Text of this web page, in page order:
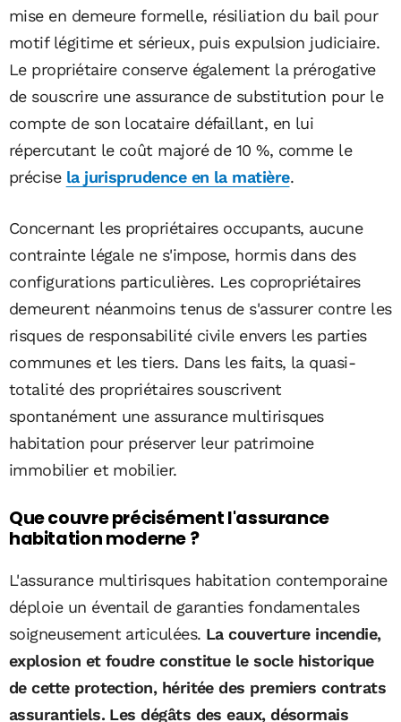
mise en demeure formelle, résiliation du bail pour
motif légitime et sérieux, puis expulsion judiciaire.
Le propriétaire conserve également la prérogative
de souscrire une assurance de substitution pour le
compte de son locataire défaillant, en lui
répercutant le coût majoré de 10 %, comme le
précise la jurisprudence en la matière.
Concernant les propriétaires occupants, aucune
contrainte légale ne s'impose, hormis dans des
configurations particulières. Les copropriétaires
demeurent néanmoins tenus de s'assurer contre les
risques de responsabilité civile envers les parties
communes et les tiers. Dans les faits, la quasi-
totalité des propriétaires souscrivent
spontanément une assurance multirisques
habitation pour préserver leur patrimoine
immobilier et mobilier.
Que couvre précisément l'assurance
habitation moderne ?
L'assurance multirisques habitation contemporaine
déploie un éventail de garanties fondamentales
soigneusement articulées. La couverture incendie,
explosion et foudre constitue le socle historique
de cette protection, héritée des premiers contrats
assurantiels. Les dégâts des eaux, désormais